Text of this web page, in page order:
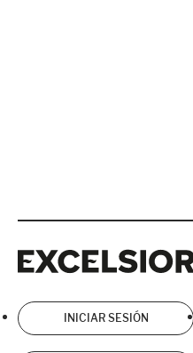
INICIAR SESIÓN